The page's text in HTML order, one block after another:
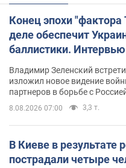
Конец эпохи
деле обеспечит
баллистики.
Владимир Зеленский
изложил новое видение
партнеров в борьбе с
8.08.2026 07:00 3,3 т.
В Киеве в результате
пострадали четыре